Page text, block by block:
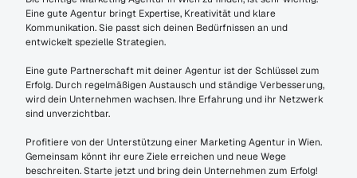
Eine gute Agentur bringt Expertise, Kreativität und klare
Kommunikation. Sie passt sich deinen Bedürfnissen an und
entwickelt spezielle Strategien.
Eine gute Partnerschaft mit deiner Agentur ist der Schlüssel zum
Erfolg. Durch regelmäßigen Austausch und ständige Verbesserung,
wird dein Unternehmen wachsen. Ihre Erfahrung und ihr Netzwerk
sind unverzichtbar.
Profitiere von der Unterstützung einer Marketing Agentur in Wien.
Gemeinsam könnt ihr eure Ziele erreichen und neue Wege
beschreiten. Starte jetzt und bring dein Unternehmen zum Erfolg!